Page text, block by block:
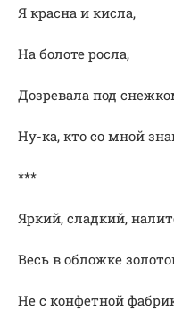
Я красна и кисла,
На болоте росла,
Дозревала под
Ну-ка, кто со мной
***
Яркий, сладкий,
Весь в обложке
Не с конфетной